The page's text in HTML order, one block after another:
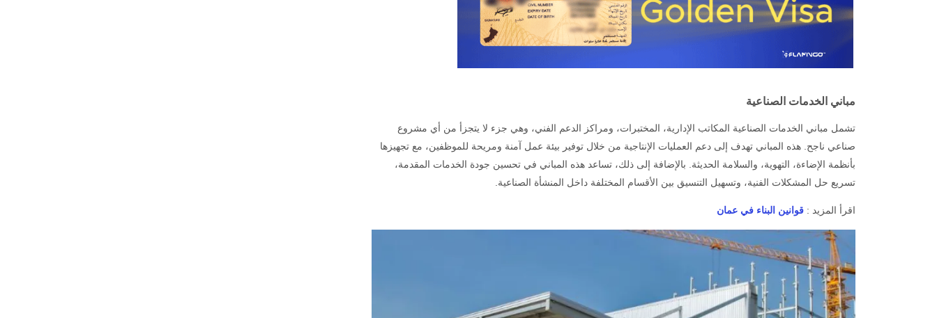
مباني الخدمات الصناعية
تشمل مباني الخدمات الصناعية المكاتب الإدارية، المختبرات، ومراكز الدعم الفني، وهي جزء لا يتجزأ من أي مشروع
صناعي ناجح. هذه المباني تهدف إلى دعم العمليات الإنتاجية من خلال توفير بيئة عمل آمنة ومريحة للموظفين، مع تجهيزها
بأنظمة الإضاءة، التهوية، والسلامة الحديثة. بالإضافة إلى ذلك، تساعد هذه المباني في تحسين جودة الخدمات المقدمة،
تسريع حل المشكلات الفنية، وتسهيل التنسيق بين الأقسام المختلفة داخل المنشأة الصناعية.
اقرأ المزيد : قوانين البناء في عمان